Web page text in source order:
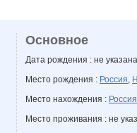
Основное
Дата рождения : не указана
Место рождения : Россия,
Место нахождения : Россия
Место проживания : не